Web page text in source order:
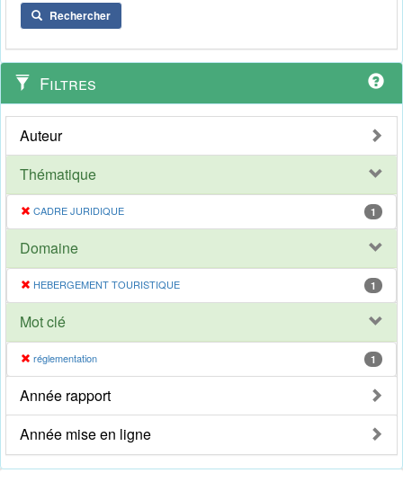
Rechercher
Filtres
Auteur
Thématique
CADRE JURIDIQUE 1
Domaine
HEBERGEMENT TOURISTIQUE 1
Mot clé
réglementation 1
Année rapport
Année mise en ligne